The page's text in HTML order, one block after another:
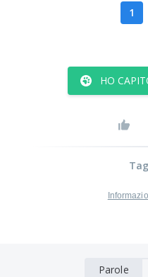
1
HO
Tag
Parole